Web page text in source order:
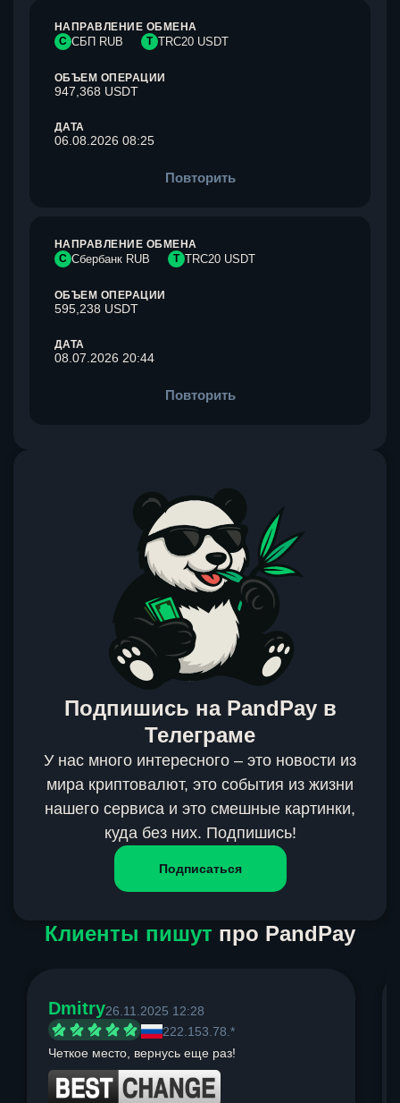
НАПРАВЛЕНИЕ ОБМЕНА
С СБП RUB T TRC20 USDT
ОБЪЕМ ОПЕРАЦИИ
947,368 USDT
ДАТА
06.08.2026 08:25
Повторить
НАПРАВЛЕНИЕ ОБМЕНА
С Сбербанк RUB T TRC20 USDT
ОБЪЕМ ОПЕРАЦИИ
595,238 USDT
ДАТА
08.07.2026 20:44
Повторить
Подпишись на PandPay в
Телеграме
У нас много интересного – это новости из
мира криптовалют, это события из жизни
нашего сервиса и это смешные картинки,
куда без них. Подпишись!
Подписаться
Клиенты пишут про PandPay
Dmitry26.11.2025 12:28
222.153.78.*
Четкое место, вернусь еще раз!